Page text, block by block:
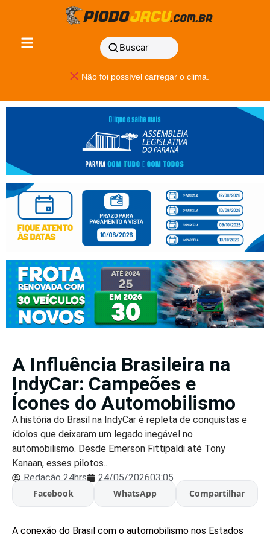
Buscar
Não foi possível carregar o clima.
A Influência Brasileira na
IndyCar: Campeões e
Ícones do Automobilismo
A história do Brasil na IndyCar é repleta de conquistas e
ídolos que deixaram um legado inegável no
automobilismo. Desde Emerson Fittipaldi até Tony
Kanaan, esses pilotos...
Redação 24hrs
24/05/202603:05
Facebook
WhatsApp Compartilhar
A conexão do Brasil com o automobilismo nos Estados